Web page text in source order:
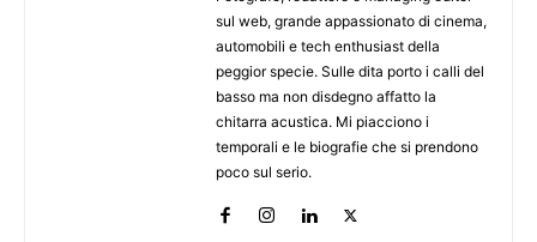
sul web, grande appassionato di cinema,
automobili e tech enthusiast della
peggior specie. Sulle dita porto i calli del
basso ma non disdegno affatto la
chitarra acustica. Mi piacciono i
temporali e le biografie che si prendono
poco sul serio.